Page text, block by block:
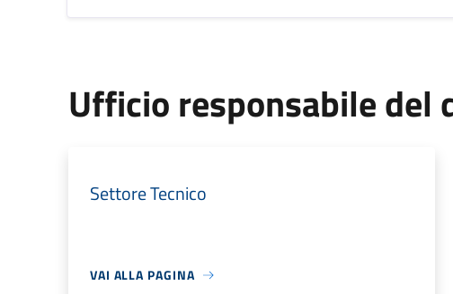
Ufficio responsabile del
Settore Tecnico
VAI ALLA PAGINA